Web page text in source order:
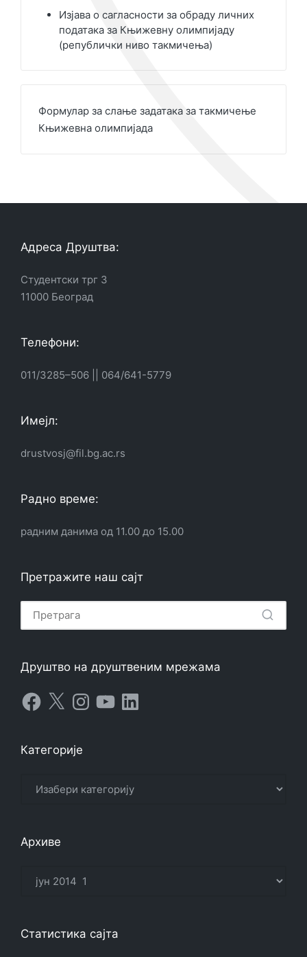
Изјава о сагласности за обраду личних
података за Књижевну олимпијаду
(републички ниво такмичења)
Формулар за слање задатака за такмичење
Књижевна олимпијада
Адреса Друштва:
Студентски трг 3
11000 Београд
Телефони:
011/3285–506 064/641-5779
Имејл:
drustvosj@fil.bg.ac.rs
Радно време:
радним данима од 11.00 до 15.00
Претражите наш сајт
Друштво на друштвеним мрежама
Facebook
X InstagramYouTubeLinkedIn
Категорије
Архиве
Статистика сајта